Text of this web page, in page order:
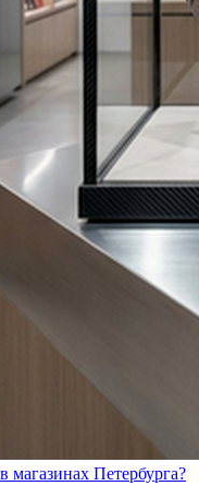
Петербурга?